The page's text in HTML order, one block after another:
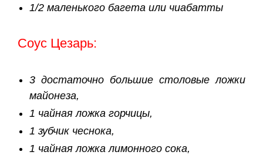
1/2 маленького багета или чиабатты
Соус Цезарь:
3 достаточно большие столовые ложки
майонеза,
1 чайная ложка горчицы,
1 зубчик чеснока,
1 чайная ложка лимонного сока,